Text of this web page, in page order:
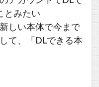
とみたい
しい本体で今まで
て、「DLできる本